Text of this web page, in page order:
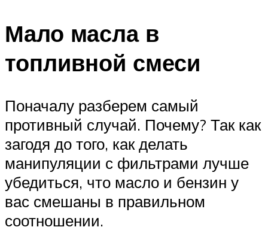
Мало масла в
топливной смеси
Поначалу разберем самый
противный случай. Почему? Так как
загодя до того, как делать
манипуляции с фильтрами лучше
убедиться, что масло и бензин у
вас смешаны в правильном
соотношении.